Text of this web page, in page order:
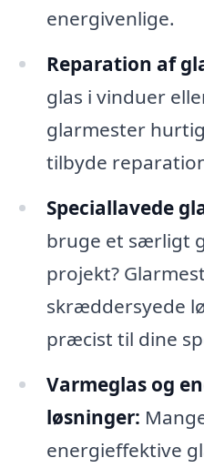
energivenlige.
Reparation af
glas i vinduer
glarmester
tilbyde
Speciallavede
bruge et særligt
projekt?
skræddersyede
præcist til dine
Varmeglas og
løsninger:
energieffektive